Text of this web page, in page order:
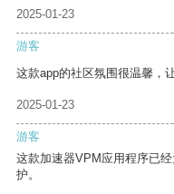
2025-01-23
游客
这款app的社区氛围很温馨，
2025-01-23
游客
这款加速器VPM应用程序已
护。